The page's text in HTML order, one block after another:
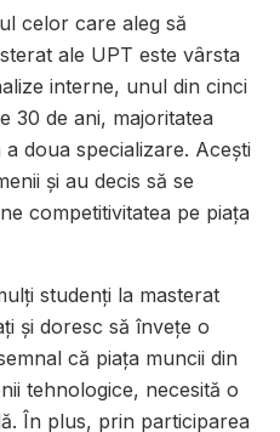
celor care aleg să
ale UPT este vârsta
interne, unul din cinci
30 de ani, majoritatea
doua specializare. Acești
și au decis să se
competitivitatea pe piața
studenți la masterat
și doresc să învețe o
că piața muncii din
tehnologice, necesită o
În plus, prin participarea